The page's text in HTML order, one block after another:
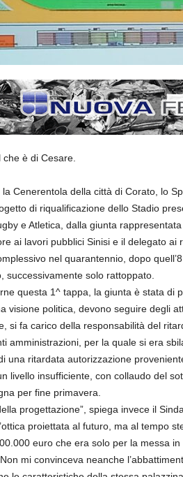
è di Cesare.
Cenerentola della città di Corato, lo
di riqualificazione dello Stadio
e Atletica, dalla giunta
ai lavori pubblici Sinisi e il delegato ai
nel quarantennio, dopo
successivamente solo rattoppato.
questa 1^ tappa, la giunta è stata di
visione politica, devono seguire degli
si fa carico della responsabilità del
amministrazioni, per la quale si era
una ritardata autorizzazione
livello insufficiente, con collaudo del
per fine primavera.
progettazione”, spiega invece il
proiettata al futuro, ma al tempo
euro che era solo per la messa
mi convinceva neanche